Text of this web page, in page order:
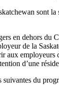
sont
en dehors du
de la
aux
d’une
du